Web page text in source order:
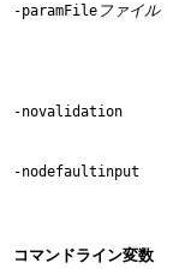
-paramFile ファイル
-novalidation
-nodefaultinput
コマンドライン変数